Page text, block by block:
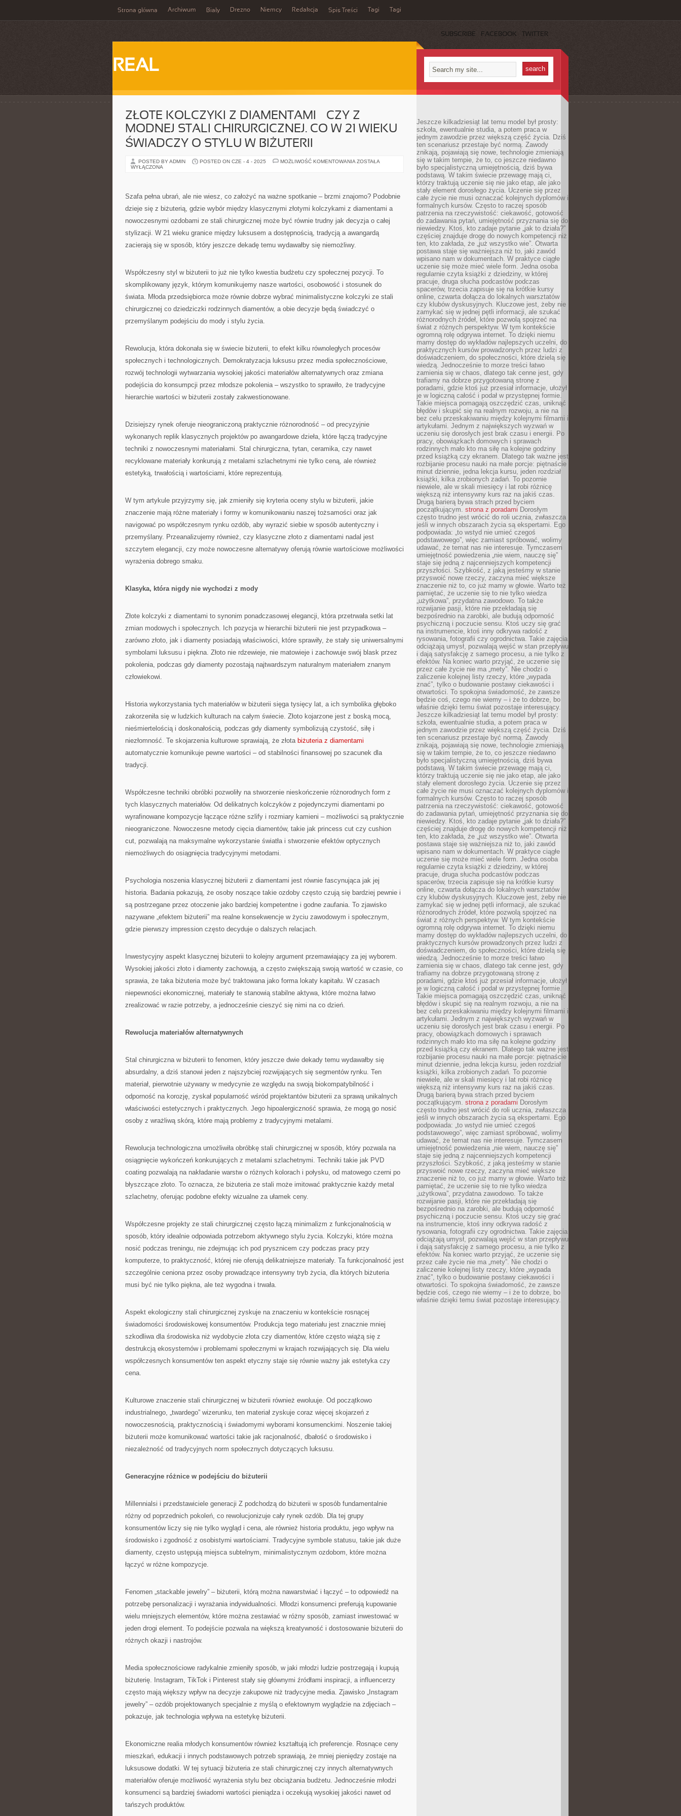
Strona główna Archiwum Biały Drezno Niemcy Redakcja Spis Treści Tagi Tagi
SUBSCRIBE FACEBOOK TWITTER
REAL
ZŁOTE KOLCZYKI Z DIAMENTAMI – CZY Z
MODNEJ STALI CHIRURGICZNEJ. CO W 21 WIEKU
ŚWIADCZY O STYLU W BIŻUTERII
POSTED BY ADMIN POSTED ON CZE - 4 - 2025 MOŻLIWOŚĆ KOMENTOWANIA ZŁOTE
Z
MODNEJ
STALI
CHIRURGICZNEJ.
W
WIEKU
ZOSTAŁA
WYŁĄCZONA
Szafa pełna ubrań, ale nie wiesz, co założyć na ważne spotkanie – brzmi znajomo? Podobnie
dzieje się z biżuterią, gdzie wybór między klasycznymi złotymi kolczykami z diamentami a
nowoczesnymi ozdobami ze stali chirurgicznej może być równie trudny jak decyzja o całej
stylizacji. W 21 wieku granice między luksusem a dostępnością, tradycją a awangardą
zacierają się w sposób, który jeszcze dekadę temu wydawałby się niemożliwy.
Współczesny styl w biżuterii to już nie tylko kwestia budżetu czy społecznej pozycji. To
skomplikowany język, którym komunikujemy nasze wartości, osobowość i stosunek do
świata. Młoda przedsiębiorca może równie dobrze wybrać minimalistyczne kolczyki ze stali
chirurgicznej co dziedziczki rodzinnych diamentów, a obie decyzje będą świadczyć o
przemyślanym podejściu do mody i stylu życia.
Rewolucja, która dokonała się w świecie biżuterii, to efekt kilku równoległych procesów
społecznych i technologicznych. Demokratyzacja luksusu przez media społecznościowe,
rozwój technologii wytwarzania wysokiej jakości materiałów alternatywnych oraz zmiana
podejścia do konsumpcji przez młodsze pokolenia – wszystko to sprawiło, że tradycyjne
hierarchie wartości w biżuterii zostały zakwestionowane.
Dzisiejszy rynek oferuje nieograniczoną praktycznie różnorodność – od precyzyjnie
wykonanych replik klasycznych projektów po awangardowe dzieła, które łączą tradycyjne
techniki z nowoczesnymi materiałami. Stal chirurgiczna, tytan, ceramika, czy nawet
recyklowane materiały konkurują z metalami szlachetnymi nie tylko ceną, ale również
estetyką, trwałością i wartościami, które reprezentują.
W tym artykule przyjrzymy się, jak zmieniły się kryteria oceny stylu w biżuterii, jakie
znaczenie mają różne materiały i formy w komunikowaniu naszej tożsamości oraz jak
navigować po współczesnym rynku ozdób, aby wyrazić siebie w sposób autentyczny i
przemyślany. Przeanalizujemy również, czy klasyczne złoto z diamentami nadal jest
szczytem elegancji, czy może nowoczesne alternatywy oferują równie wartościowe możliwości
wyrażenia dobrego smaku.
Klasyka, która nigdy nie wychodzi z mody
Złote kolczyki z diamentami to synonim ponadczasowej elegancji, która przetrwała setki lat
zmian modowych i społecznych. Ich pozycja w hierarchii biżuterii nie jest przypadkowa –
zarówno złoto, jak i diamenty posiadają właściwości, które sprawiły, że stały się uniwersalnymi
symbolami luksusu i piękna. Złoto nie rdzewieje, nie matowieje i zachowuje swój blask przez
pokolenia, podczas gdy diamenty pozostają najtwardszym naturalnym materiałem znanym
człowiekowi.
Historia wykorzystania tych materiałów w biżuterii sięga tysięcy lat, a ich symbolika głęboko
zakorzeniła się w ludzkich kulturach na całym świecie. Złoto kojarzone jest z boską mocą,
nieśmiertelością i doskonałością, podczas gdy diamenty symbolizują czystość, siłę i
niezłomność. Te skojarzenia kulturowe sprawiają, że złota biżuteria z diamentami
automatycznie komunikuje pewne wartości – od stabilności finansowej po szacunek dla
tradycji.
Współczesne techniki obróbki pozwoliły na stworzenie nieskończenie różnorodnych form z
tych klasycznych materiałów. Od delikatnych kolczyków z pojedynczymi diamentami po
wyrafinowane kompozycje łączące różne szlify i rozmiary kamieni – możliwości są praktycznie
nieograniczone. Nowoczesne metody cięcia diamentów, takie jak princess cut czy cushion
cut, pozwalają na maksymalne wykorzystanie światła i stworzenie efektów optycznych
niemożliwych do osiągnięcia tradycyjnymi metodami.
Psychologia noszenia klasycznej biżuterii z diamentami jest równie fascynująca jak jej
historia. Badania pokazują, że osoby noszące takie ozdoby często czują się bardziej pewnie i
są postrzegane przez otoczenie jako bardziej kompetentne i godne zaufania. To zjawisko
nazywane „efektem biżuterii” ma realne konsekwencje w życiu zawodowym i społecznym,
gdzie pierwszy impression często decyduje o dalszych relacjach.
Inwestycyjny aspekt klasycznej biżuterii to kolejny argument przemawiający za jej wyborem.
Wysokiej jakości złoto i diamenty zachowują, a często zwiększają swoją wartość w czasie, co
sprawia, że taka biżuteria może być traktowana jako forma lokaty kapitału. W czasach
niepewności ekonomicznej, materiały te stanowią stabilne aktywa, które można łatwo
zrealizować w razie potrzeby, a jednocześnie cieszyć się nimi na co dzień.
Rewolucja materiałów alternatywnych
Stal chirurgiczna w biżuterii to fenomen, który jeszcze dwie dekady temu wydawałby się
absurdalny, a dziś stanowi jeden z najszybciej rozwijających się segmentów rynku. Ten
materiał, pierwotnie używany w medycynie ze względu na swoją biokompatybilność i
odporność na korozję, zyskał popularność wśród projektantów biżuterii za sprawą unikalnych
właściwości estetycznych i praktycznych. Jego hipoalergiczność sprawia, że mogą go nosić
osoby z wrażliwą skórą, które mają problemy z tradycyjnymi metalami.
Rewolucja technologiczna umożliwiła obróbkę stali chirurgicznej w sposób, który pozwala na
osiągnięcie wykończeń konkurujących z metalami szlachetnymi. Techniki takie jak PVD
coating pozwalają na nakładanie warstw o różnych kolorach i połysku, od matowego czerni po
błyszczące złoto. To oznacza, że biżuteria ze stali może imitować praktycznie każdy metal
szlachetny, oferując podobne efekty wizualne za ułamek ceny.
Współczesne projekty ze stali chirurgicznej często łączą minimalizm z funkcjonalnością w
sposób, który idealnie odpowiada potrzebom aktywnego stylu życia. Kolczyki, które można
nosić podczas treningu, nie zdejmując ich pod prysznicem czy podczas pracy przy
komputerze, to praktyczność, której nie oferują delikatniejsze materiały. Ta funkcjonalność jest
szczególnie ceniona przez osoby prowadzące intensywny tryb życia, dla których biżuteria
musi być nie tylko piękna, ale też wygodna i trwała.
Aspekt ekologiczny stali chirurgicznej zyskuje na znaczeniu w kontekście rosnącej
świadomości środowiskowej konsumentów. Produkcja tego materiału jest znacznie mniej
szkodliwa dla środowiska niż wydobycie złota czy diamentów, które często wiążą się z
destrukcją ekosystemów i problemami społecznymi w krajach rozwijających się. Dla wielu
współczesnych konsumentów ten aspekt etyczny staje się równie ważny jak estetyka czy
cena.
Kulturowe znaczenie stali chirurgicznej w biżuterii również ewoluuje. Od początkowo
industrialnego, „twardego” wizerunku, ten materiał zyskuje coraz więcej skojarzeń z
nowoczesnością, praktycznością i świadomymi wyborami konsumenckimi. Noszenie takiej
biżuterii może komunikować wartości takie jak racjonalność, dbałość o środowisko i
niezależność od tradycyjnych norm społecznych dotyczących luksusu.
Generacyjne różnice w podejściu do biżuterii
Millennialsi i przedstawiciele generacji Z podchodzą do biżuterii w sposób fundamentalnie
różny od poprzednich pokoleń, co rewolucjonizuje cały rynek ozdób. Dla tej grupy
konsumentów liczy się nie tylko wygląd i cena, ale również historia produktu, jego wpływ na
środowisko i zgodność z osobistymi wartościami. Tradycyjne symbole statusu, takie jak duże
diamenty, często ustępują miejsca subtelnym, minimalistycznym ozdobom, które można
łączyć w różne kompozycje.
Fenomen „stackable jewelry” – biżuterii, którą można nawarstwiać i łączyć – to odpowiedź na
potrzebę personalizacji i wyrażania indywidualności. Młodzi konsumenci preferują kupowanie
wielu mniejszych elementów, które można zestawiać w różny sposób, zamiast inwestować w
jeden drogi element. To podejście pozwala na większą kreatywność i dostosowanie biżuterii do
różnych okazji i nastrojów.
Media społecznościowe radykalnie zmieniły sposób, w jaki młodzi ludzie postrzegają i kupują
biżuterię. Instagram, TikTok i Pinterest stały się głównymi źródłami inspiracji, a influencerzy
często mają większy wpływ na decyzje zakupowe niż tradycyjne media. Zjawisko „Instagram
jewelry” – ozdób projektowanych specjalnie z myślą o efektownym wyglądzie na zdjęciach –
pokazuje, jak technologia wpływa na estetykę biżuterii.
Ekonomiczne realia młodych konsumentów również kształtują ich preferencje. Rosnące ceny
mieszkań, edukacji i innych podstawowych potrzeb sprawiają, że mniej pieniędzy zostaje na
luksusowe dodatki. W tej sytuacji biżuteria ze stali chirurgicznej czy innych alternatywnych
materiałów oferuje możliwość wyrażenia stylu bez obciążania budżetu. Jednocześnie młodzi
konsumenci są bardziej świadomi wartości pieniądza i oczekują wysokiej jakości nawet od
tańszych produktów.
Jeszcze kilkadziesiąt lat temu model był prosty:
szkoła, ewentualnie studia, a potem praca w
jednym zawodzie przez większą część życia. Dziś
ten scenariusz przestaje być normą. Zawody
znikają, pojawiają się nowe, technologie zmieniają
się w takim tempie, że to, co jeszcze niedawno
było specjalistyczną umiejętnością, dziś bywa
podstawą. W takim świecie przewagę mają ci,
którzy traktują uczenie się nie jako etap, ale jako
stały element dorosłego życia. Uczenie się przez
całe życie nie musi oznaczać kolejnych dyplomów i
formalnych kursów. Często to raczej sposób
patrzenia na rzeczywistość: ciekawość, gotowość
do zadawania pytań, umiejętność przyznania się do
niewiedzy. Ktoś, kto zadaje pytanie „jak to działa?”
częściej znajduje drogę do nowych kompetencji niż
ten, kto zakłada, że „już wszystko wie”. Otwarta
postawa staje się ważniejsza niż to, jaki zawód
wpisano nam w dokumentach. W praktyce ciągłe
uczenie się może mieć wiele form. Jedna osoba
regularnie czyta książki z dziedziny, w której
pracuje, druga słucha podcastów podczas
spacerów, trzecia zapisuje się na krótkie kursy
online, czwarta dołącza do lokalnych warsztatów
czy klubów dyskusyjnych. Kluczowe jest, żeby nie
zamykać się w jednej pętli informacji, ale szukać
różnorodnych źródeł, które pozwolą spojrzeć na
świat z różnych perspektyw. W tym kontekście
ogromną rolę odgrywa internet. To dzięki niemu
mamy dostęp do wykładów najlepszych uczelni, do
praktycznych kursów prowadzonych przez ludzi z
doświadczeniem, do społeczności, które dzielą się
wiedzą. Jednocześnie to morze treści łatwo
zamienia się w chaos, dlatego tak cenne jest, gdy
trafiamy na dobrze przygotowaną stronę z
poradami, gdzie ktoś już przesiał informacje, ułożył
je w logiczną całość i podał w przystępnej formie.
Takie miejsca pomagają oszczędzić czas, uniknąć
błędów i skupić się na realnym rozwoju, a nie na
bez celu przeskakiwaniu między kolejnymi filmami i
artykułami. Jednym z największych wyzwań w
uczeniu się dorosłych jest brak czasu i energii. Po
pracy, obowiązkach domowych i sprawach
rodzinnych mało kto ma siłę na kolejne godziny
przed książką czy ekranem. Dlatego tak ważne jest
rozbijanie procesu nauki na małe porcje: piętnaście
minut dziennie, jedna lekcja kursu, jeden rozdział
książki, kilka zrobionych zadań. To pozornie
niewiele, ale w skali miesięcy i lat robi różnicę
większą niż intensywny kurs raz na jakiś czas.
Drugą barierą bywa strach przed byciem
początkującym. strona z poradami Dorosłym
często trudno jest wrócić do roli ucznia, zwłaszcza
jeśli w innych obszarach życia są ekspertami. Ego
podpowiada: „to wstyd nie umieć czegoś
podstawowego”, więc zamiast spróbować, wolimy
udawać, że temat nas nie interesuje. Tymczasem
umiejętność powiedzenia „nie wiem, nauczę się”
staje się jedną z najcenniejszych kompetencji
przyszłości. Szybkość, z jaką jesteśmy w stanie
przyswoić nowe rzeczy, zaczyna mieć większe
znaczenie niż to, co już mamy w głowie. Warto też
pamiętać, że uczenie się to nie tylko wiedza
„użytkowa”, przydatna zawodowo. To także
rozwijanie pasji, które nie przekładają się
bezpośrednio na zarobki, ale budują odporność
psychiczną i poczucie sensu. Ktoś uczy się grać
na instrumencie, ktoś inny odkrywa radość z
rysowania, fotografii czy ogrodnictwa. Takie zajęcia
odciążają umysł, pozwalają wejść w stan przepływu
i dają satysfakcję z samego procesu, a nie tylko z
efektów. Na koniec warto przyjąć, że uczenie się
przez całe życie nie ma „mety”. Nie chodzi o
zaliczenie kolejnej listy rzeczy, które „wypada
znać”, tylko o budowanie postawy ciekawości i
otwartości. To spokojna świadomość, że zawsze
będzie coś, czego nie wiemy – i że to dobrze, bo
właśnie dzięki temu świat pozostaje interesujący.
Jeszcze kilkadziesiąt lat temu model był prosty:
szkoła, ewentualnie studia, a potem praca w
jednym zawodzie przez większą część życia. Dziś
ten scenariusz przestaje być normą. Zawody
znikają, pojawiają się nowe, technologie zmieniają
się w takim tempie, że to, co jeszcze niedawno
było specjalistyczną umiejętnością, dziś bywa
podstawą. W takim świecie przewagę mają ci,
którzy traktują uczenie się nie jako etap, ale jako
stały element dorosłego życia. Uczenie się przez
całe życie nie musi oznaczać kolejnych dyplomów i
formalnych kursów. Często to raczej sposób
patrzenia na rzeczywistość: ciekawość, gotowość
do zadawania pytań, umiejętność przyznania się do
niewiedzy. Ktoś, kto zadaje pytanie „jak to działa?”
częściej znajduje drogę do nowych kompetencji niż
ten, kto zakłada, że „już wszystko wie”. Otwarta
postawa staje się ważniejsza niż to, jaki zawód
wpisano nam w dokumentach. W praktyce ciągłe
uczenie się może mieć wiele form. Jedna osoba
regularnie czyta książki z dziedziny, w której
pracuje, druga słucha podcastów podczas
spacerów, trzecia zapisuje się na krótkie kursy
online, czwarta dołącza do lokalnych warsztatów
czy klubów dyskusyjnych. Kluczowe jest, żeby nie
zamykać się w jednej pętli informacji, ale szukać
różnorodnych źródeł, które pozwolą spojrzeć na
świat z różnych perspektyw. W tym kontekście
ogromną rolę odgrywa internet. To dzięki niemu
mamy dostęp do wykładów najlepszych uczelni, do
praktycznych kursów prowadzonych przez ludzi z
doświadczeniem, do społeczności, które dzielą się
wiedzą. Jednocześnie to morze treści łatwo
zamienia się w chaos, dlatego tak cenne jest, gdy
trafiamy na dobrze przygotowaną stronę z
poradami, gdzie ktoś już przesiał informacje, ułożył
je w logiczną całość i podał w przystępnej formie.
Takie miejsca pomagają oszczędzić czas, uniknąć
błędów i skupić się na realnym rozwoju, a nie na
bez celu przeskakiwaniu między kolejnymi filmami i
artykułami. Jednym z największych wyzwań w
uczeniu się dorosłych jest brak czasu i energii. Po
pracy, obowiązkach domowych i sprawach
rodzinnych mało kto ma siłę na kolejne godziny
przed książką czy ekranem. Dlatego tak ważne jest
rozbijanie procesu nauki na małe porcje: piętnaście
minut dziennie, jedna lekcja kursu, jeden rozdział
książki, kilka zrobionych zadań. To pozornie
niewiele, ale w skali miesięcy i lat robi różnicę
większą niż intensywny kurs raz na jakiś czas.
Drugą barierą bywa strach przed byciem
początkującym. strona z poradami Dorosłym
często trudno jest wrócić do roli ucznia, zwłaszcza
jeśli w innych obszarach życia są ekspertami. Ego
podpowiada: „to wstyd nie umieć czegoś
podstawowego”, więc zamiast spróbować, wolimy
udawać, że temat nas nie interesuje. Tymczasem
umiejętność powiedzenia „nie wiem, nauczę się”
staje się jedną z najcenniejszych kompetencji
przyszłości. Szybkość, z jaką jesteśmy w stanie
przyswoić nowe rzeczy, zaczyna mieć większe
znaczenie niż to, co już mamy w głowie. Warto też
pamiętać, że uczenie się to nie tylko wiedza
„użytkowa”, przydatna zawodowo. To także
rozwijanie pasji, które nie przekładają się
bezpośrednio na zarobki, ale budują odporność
psychiczną i poczucie sensu. Ktoś uczy się grać
na instrumencie, ktoś inny odkrywa radość z
rysowania, fotografii czy ogrodnictwa. Takie zajęcia
odciążają umysł, pozwalają wejść w stan przepływu
i dają satysfakcję z samego procesu, a nie tylko z
efektów. Na koniec warto przyjąć, że uczenie się
przez całe życie nie ma „mety”. Nie chodzi o
zaliczenie kolejnej listy rzeczy, które „wypada
znać”, tylko o budowanie postawy ciekawości i
otwartości. To spokojna świadomość, że zawsze
będzie coś, czego nie wiemy – i że to dobrze, bo
właśnie dzięki temu świat pozostaje interesujący.